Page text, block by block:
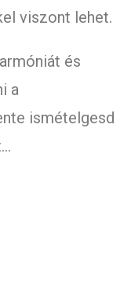
viszont lehet.
és
a
ismételgesd